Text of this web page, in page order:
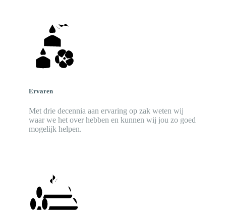
Ervaren
Met drie decennia aan ervaring op zak weten wij
waar we het over hebben en kunnen wij jou zo goed
mogelijk helpen.